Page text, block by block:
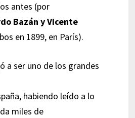
antes (por
Bazán y Vicente
en 1899, en París).
a ser uno de los grandes
habiendo leído a lo
miles de